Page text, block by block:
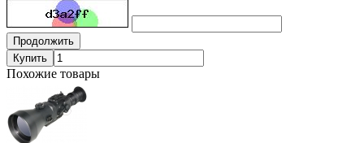
Продолжить
Купить
Похожие товары